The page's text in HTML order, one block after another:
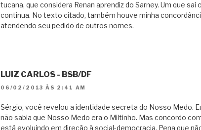
tucana, que considera Renan aprendiz do Sarney. Um que sai
continua. No texto citado, também houve minha
atendendo seu pedido de outros nomes.
LUIZ CARLOS - BSB/DF
06/02/2013 ÀS 2:41 AM
Sérgio, você revelou a identidade secreta do Nosso Medo.
não sabia que Nosso Medo era o Miltinho. Mas concordo
está evoluindo em direção à social-democracia. Pena que